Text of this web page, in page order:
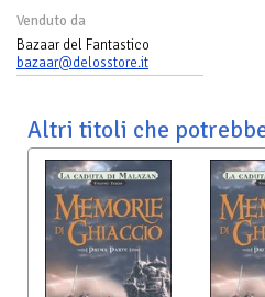
Venduto da
Bazaar del Fantastico
bazaar@delosstore.it
Altri titoli che